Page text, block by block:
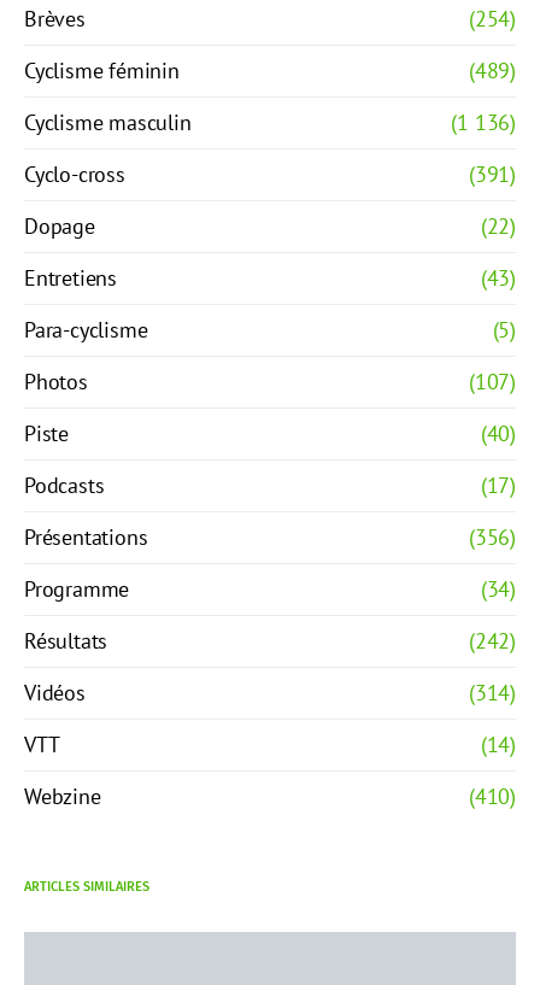
Brèves
(254)
Cyclisme féminin
(489)
Cyclisme masculin
(1 136)
Cyclo-cross
(391)
Dopage
(22)
Entretiens
(43)
Para-cyclisme
(5)
Photos
(107)
Piste
(40)
Podcasts
(17)
Présentations
(356)
Programme
(34)
Résultats
(242)
Vidéos
(314)
VTT
(14)
Webzine
(410)
ARTICLES SIMILAIRES